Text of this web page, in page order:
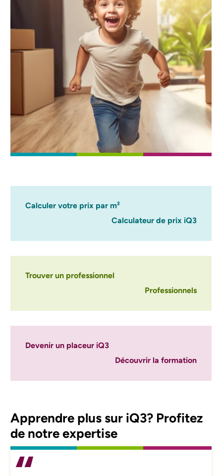
Calculer votre prix par m²
Calculateur de prix iQ3
Trouver un professionnel
Professionnels
Devenir un placeur iQ3
Découvrir la formation
Apprendre plus sur iQ3? Profitez
de notre expertise